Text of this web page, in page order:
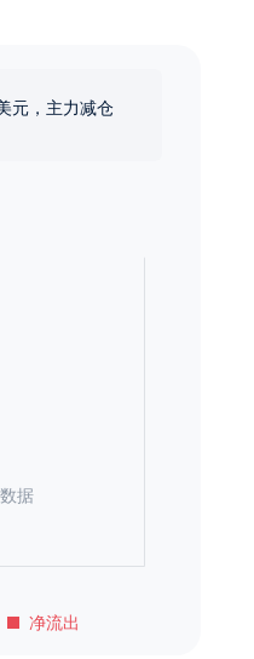
元，主力减仓
净流出
据